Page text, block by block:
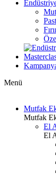
Menü
Mutfak
Mutfak
El
El